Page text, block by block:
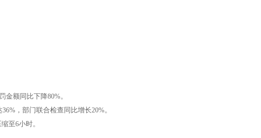
金额同比下降80%。
，部门联合检查同比增长20%。
至6小时。